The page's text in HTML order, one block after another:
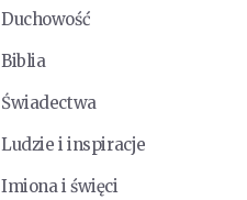
Duchowość
Biblia
Świadectwa
Ludzie i inspiracje
Imiona i święci